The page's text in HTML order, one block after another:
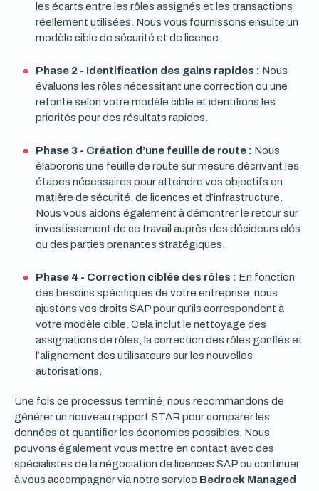
les écarts entre les rôles assignés et les transactions
réellement utilisées. Nous vous fournissons ensuite un
modèle cible de sécurité et de licence.
Phase 2 - Identification des gains rapides : Nous
évaluons les rôles nécessitant une correction ou une
refonte selon votre modèle cible et identifions les
priorités pour des résultats rapides.
Phase 3 - Création d’une feuille de route : Nous
élaborons une feuille de route sur mesure décrivant les
étapes nécessaires pour atteindre vos objectifs en
matière de sécurité, de licences et d’infrastructure.
Nous vous aidons également à démontrer le retour sur
investissement de ce travail auprès des décideurs clés
ou des parties prenantes stratégiques.
Phase 4 - Correction ciblée des rôles : En fonction
des besoins spécifiques de votre entreprise, nous
ajustons vos droits SAP pour qu’ils correspondent à
votre modèle cible. Cela inclut le nettoyage des
assignations de rôles, la correction des rôles gonflés et
l’alignement des utilisateurs sur les nouvelles
autorisations.
Une fois ce processus terminé, nous recommandons de
générer un nouveau rapport STAR pour comparer les
données et quantifier les économies possibles. Nous
pouvons également vous mettre en contact avec des
spécialistes de la négociation de licences SAP ou continuer
à vous accompagner via notre service Bedrock Managed